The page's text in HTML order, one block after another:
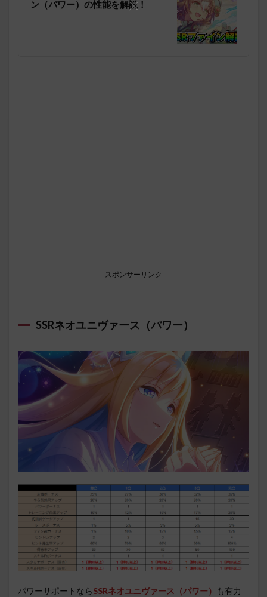
ン（パワー）の性能を解説！
スポンサーリンク
SSRネオユニヴァース（パワー）
パワーサポートならSSRネオユニヴァース（パワー）
も有力